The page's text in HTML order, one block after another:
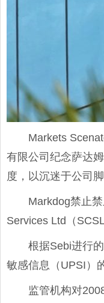
Markets
有限公司纪念萨达
度，以沉迷于公司
Markdog禁止
Services Ltd（
根据Sebi进行
敏感信息（UPSI）
监管机构对